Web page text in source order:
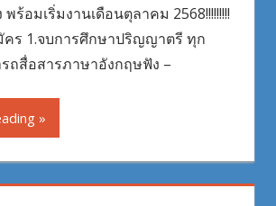
ร้อมเริ่มงานเดือนตุลาคม 2568!!!!!!!!!
ร 1.จบการศึกษาปริญญาตรี ทุก
ถสื่อสารภาษาอังกฤษฟัง –